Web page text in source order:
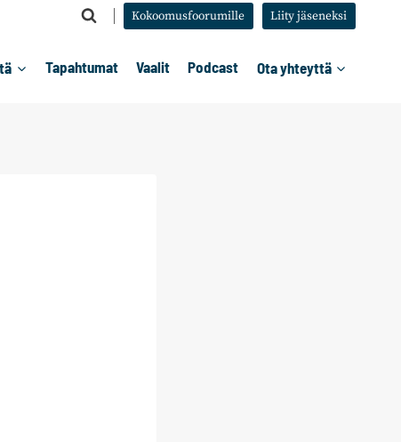
Kokoomusfoorumille Liity jäseneksi
Tapahtumat Vaalit Podcast Ota yhteyttä